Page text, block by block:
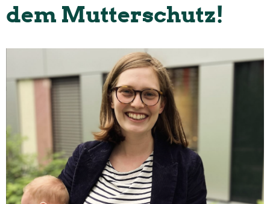
dem Mutterschutz!